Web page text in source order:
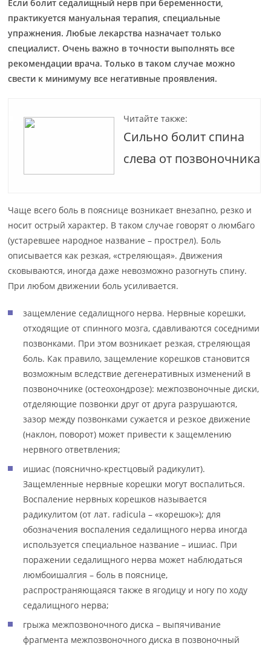
Если болит седалищный нерв при беременности,
практикуется мануальная терапия, специальные
упражнения. Любые лекарства назначает только
специалист. Очень важно в точности выполнять все
рекомендации врача. Только в таком случае можно
свести к минимуму все негативные проявления.
Читайте также:
Сильно болит спина
слева от позвоночника
Чаще всего боль в пояснице возникает внезапно, резко и
носит острый характер. В таком случае говорят о люмбаго
(устаревшее народное название – прострел). Боль
описывается как резкая, «стреляющая». Движения
сковываются, иногда даже невозможно разогнуть спину.
При любом движении боль усиливается.
защемление седалищного нерва. Нервные корешки,
отходящие от спинного мозга, сдавливаются соседними
позвонками. При этом возникает резкая, стреляющая
боль. Как правило, защемление корешков становится
возможным вследствие дегенеративных изменений в
позвоночнике (остеохондрозе): межпозвоночные диски,
отделяющие позвонки друг от друга разрушаются,
зазор между позвонками сужается и резкое движение
(наклон, поворот) может привести к защемлению
нервного ответвления;
ишиас (пояснично-крестцовый радикулит).
Защемленные нервные корешки могут воспалиться.
Воспаление нервных корешков называется
радикулитом (от лат. radicula – «корешок»); для
обозначения воспаления седалищного нерва иногда
используется специальное название – ишиас. При
поражении седалищного нерва может наблюдаться
люмбоишалгия – боль в пояснице,
распространяющаяся также в ягодицу и ногу по ходу
седалищного нерва;
грыжа межпозвоночного диска – выпячивание
фрагмента межпозвоночного диска в позвоночный